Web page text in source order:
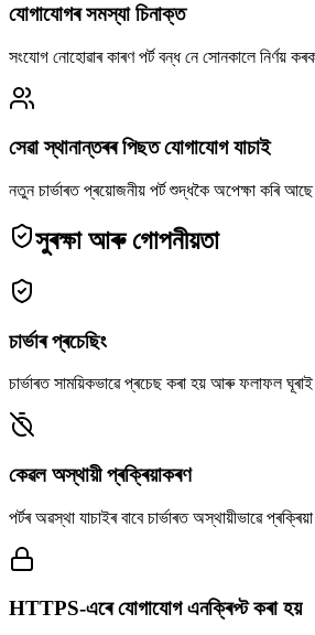
যোগাযোগৰ সমস্যা চিনাক্ত
সংযোগ নোহোৱাৰ কাৰণ পৰ্ট বন্ধ নে সোনকালে নিৰ্ণয়
সেৱা স্থানান্তৰৰ পিছত যোগাযোগ যাচাই
নতুন চাৰ্ভাৰত প্ৰয়োজনীয় পৰ্ট শুদ্ধকৈ অপেক্ষা কৰি
সুৰক্ষা আৰু গোপনীয়তা
চাৰ্ভাৰ প্ৰচেছিং
চাৰ্ভাৰত সাময়িকভাৱে প্ৰচেছ কৰা হয় আৰু ফলাফল
কেৱল অস্থায়ী প্ৰক্ৰিয়াকৰণ
পৰ্টৰ অৱস্থা যাচাইৰ বাবে চাৰ্ভাৰত অস্থায়ীভাৱে
HTTPS-এৰে যোগাযোগ এনক্ৰিপ্ট কৰা হয়